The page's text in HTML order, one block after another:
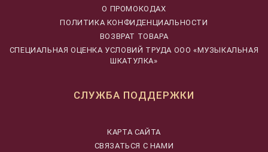
О ПРОМОКОДАХ
ПОЛИТИКА КОНФИДЕНЦИАЛЬНОСТИ
ВОЗВРАТ ТОВАРА
CПЕЦИАЛЬНАЯ ОЦЕНКА УСЛОВИЙ ТРУДА ООО «МУЗЫКАЛЬНАЯ
ШКАТУЛКА»
СЛУЖБА ПОДДЕРЖКИ
КАРТА САЙТА
СВЯЗАТЬСЯ С НАМИ